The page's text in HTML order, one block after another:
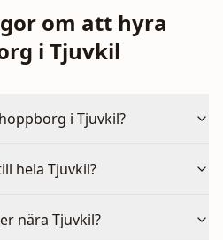
om att hyra
i Tjuvkil
i Tjuvkil?
hela Tjuvkil?
nära Tjuvkil?